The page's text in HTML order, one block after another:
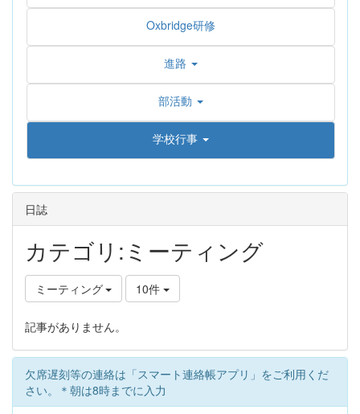
Oxbridge研修
進路
部活動
学校行事
日誌
カテゴリ:ミーティング
ミーティング 10件
記事がありません。
欠席遅刻等の連絡は「スマート連絡帳アプリ」をご利用くだ
さい。＊朝は8時までに入力